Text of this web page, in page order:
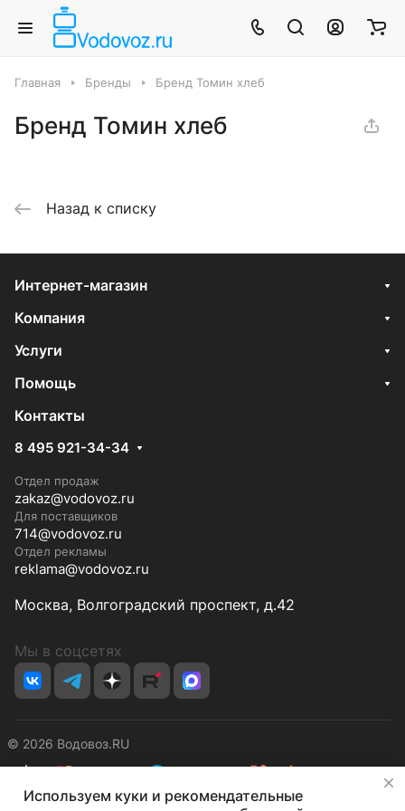
Главная Бренды Бренд Томин хлеб
Бренд Томин хлеб
Назад к списку
Интернет-магазин
Компания
Услуги
Помощь
Контакты
8 495 921-34-34
Отдел продаж
zakaz@vodovoz.ru
Для поставщиков
714@vodovoz.ru
Отдел рекламы
reklama@vodovoz.ru
Москва, Волгоградский проспект, д.42
Мы в соцсетях
© 2026 Водовоз.RU
КонфиденциальностьОферта
Используем куки и рекомендательные